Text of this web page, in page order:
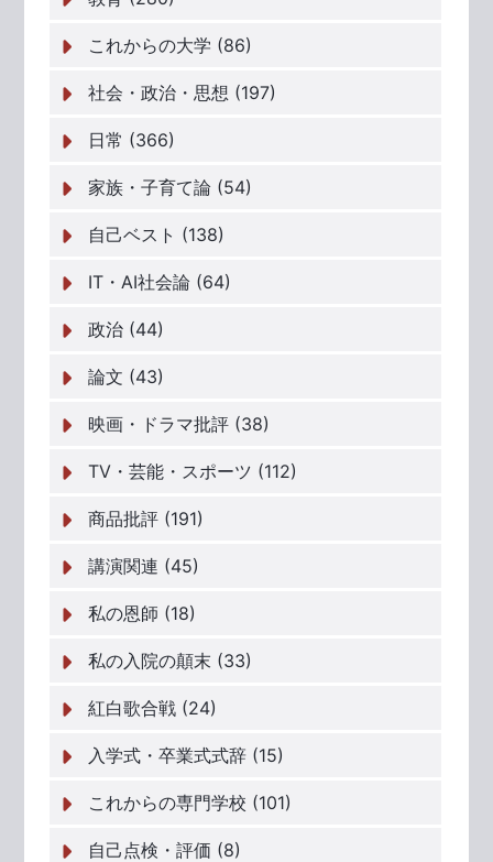
これからの大学 (86)
社会・政治・思想 (197)
日常 (366)
家族・子育て論 (54)
自己ベスト (138)
IT・AI社会論 (64)
政治 (44)
論文 (43)
映画・ドラマ批評 (38)
TV・芸能・スポーツ (112)
商品批評 (191)
講演関連 (45)
私の恩師 (18)
私の入院の顛末 (33)
紅白歌合戦 (24)
入学式・卒業式式辞 (15)
これからの専門学校 (101)
自己点検・評価 (8)